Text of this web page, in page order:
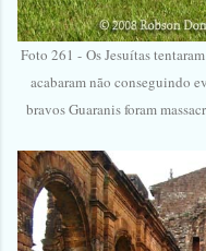
Foto 261 - Os Jesuítas
acabaram não conseguindo
bravos Guaranis foram